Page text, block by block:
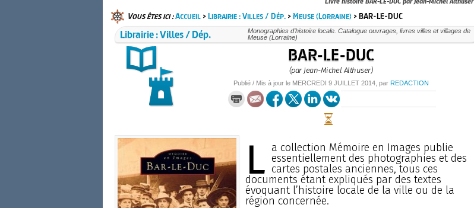
Livre histoire BAR-LE-DUC par Jean-Michel Althuser
Vous êtes ici :Accueil>Librairie : Villes / Dép.>Meuse (Lorraine) > BAR-LE-DUC
Librairie : Villes / Dép.
Monographies d’histoire locale. Catalogue ouvrages, livres villes et villages de
Meuse (Lorraine)
BAR-LE-DUC
(par Jean-Michel Althuser)
Publié / Mis à jour le MERCREDI 9 JUILLET 2014, par REDACTION
L a collection Mémoire en Images publie
essentiellement des photographies et des
cartes postales anciennes, tous ces
documents étant expliqués par des textes
évoquant l’histoire locale de la ville ou de la
région concernée.